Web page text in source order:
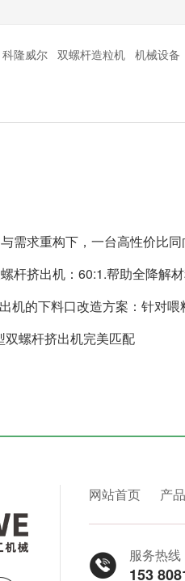
科隆威尔 双螺杆造粒机 机械设备
机的下料口改造方案：针对
螺杆挤出机完美匹配
网站首页 产
服务热线
153